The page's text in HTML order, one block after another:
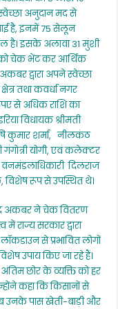
अनुदान मद से
है, इनमें 75 सेलून
है। इसके अलावा 31 मुंशी
को चेक भेंट कर आर्थिक
द्वारा अपने स्वेच्छा
तथा कवर्धा नगर
से अधिक राशि का
विधायक श्रीमती
कुमार शर्मा, नीलकंठ
योगी, एवं कलेक्टर
दिलराज
विशेष रूप से उपस्थित थे।
अकबर ने चेक वितरण
सरकार द्वारा
से प्रभावित लोगों
उपाय किए जा रहे हैं।
छोर के व्यक्ति को हर
कहा कि किसानों से
उनके पास खेती-बाड़ी और